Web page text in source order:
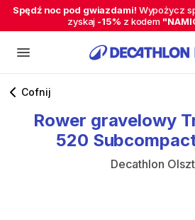
Spędź noc pod gwiazdami! Wypożycz
zyskaj -15% z kodem
Cofnij
Rower gravelowy
520
Decathlon